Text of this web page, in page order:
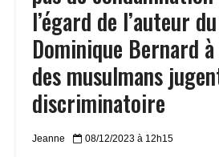
l’égard de l’auteur
Dominique Bernard
des musulmans
discriminatoire
Jeanne 08/12/2023 à 12h15